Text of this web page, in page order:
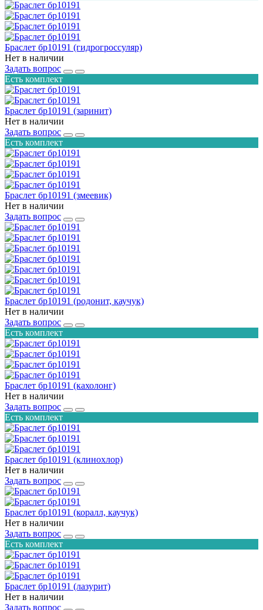
Браслет бр10191 (гидрогроссуляр)
Нет в наличии
Задать вопрос
Есть комплект
Браслет бр10191 (заринит)
Нет в наличии
Задать вопрос
Есть комплект
Браслет бр10191 (змеевик)
Нет в наличии
Задать вопрос
Браслет бр10191 (родонит, каучук)
Нет в наличии
Задать вопрос
Есть комплект
Браслет бр10191 (кахолонг)
Нет в наличии
Задать вопрос
Есть комплект
Браслет бр10191 (клинохлор)
Нет в наличии
Задать вопрос
Браслет бр10191 (коралл, каучук)
Нет в наличии
Задать вопрос
Есть комплект
Браслет бр10191 (лазурит)
Нет в наличии
Задать вопрос